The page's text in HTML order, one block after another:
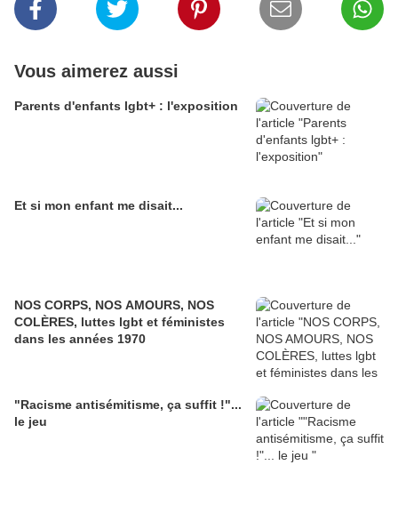
Vous aimerez aussi
Parents d'enfants lgbt+ : l'exposition
Et si mon enfant me disait...
NOS CORPS, NOS AMOURS, NOS
COLÈRES, luttes lgbt et féministes
dans les années 1970
"Racisme antisémitisme, ça suffit !"...
le jeu